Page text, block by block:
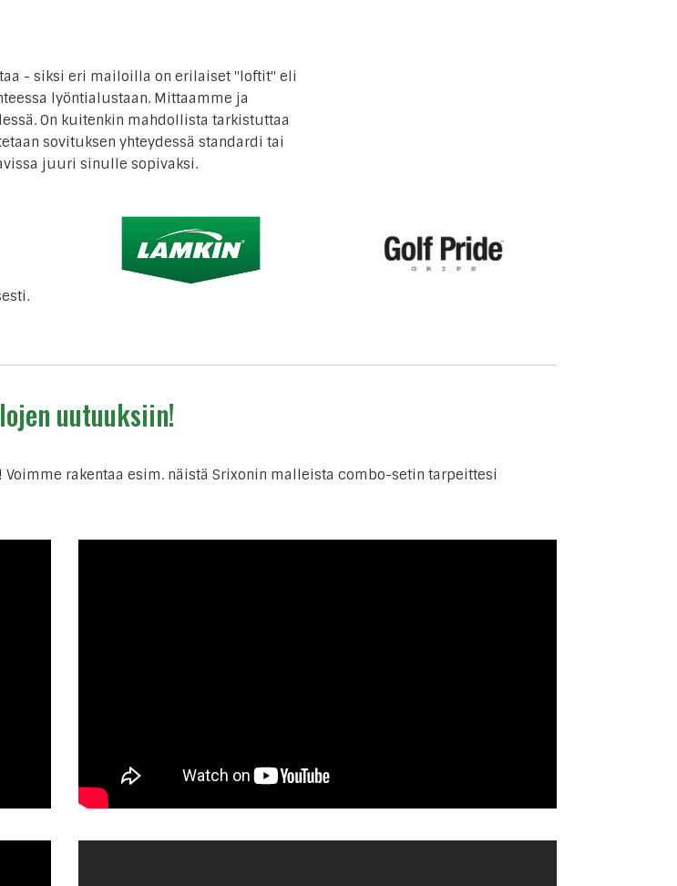
- siksi eri mailoilla on erilaiset "loftit" eli
lyöntialustaan. Mittaamme ja
On kuitenkin mahdollista tarkistuttaa
sovituksen yhteydessä standardi tai
juuri sinulle sopivaksi.
uutuuksiin!
rakentaa esim. näistä Srixonin malleista combo-setin tarpeittesi